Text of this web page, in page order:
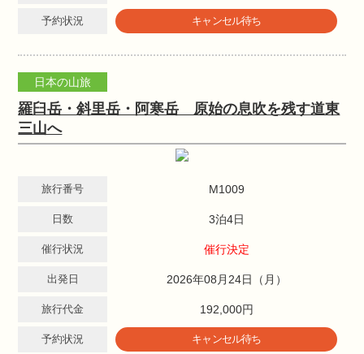
予約状況 キャンセル待ち
日本の山旅
羅臼岳・斜里岳・阿寒岳 原始の息吹を残す道東
三山へ
旅行番号 M1009
日数 3泊4日
催行状況 催行決定
出発日 2026年08月24日（月）
旅行代金 192,000円
予約状況 キャンセル待ち